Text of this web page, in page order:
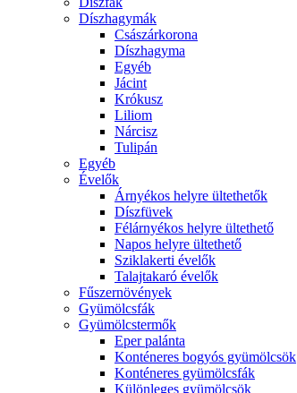
Díszhagymák
Császárkorona
Díszhagyma
Egyéb
Jácint
Krókusz
Liliom
Nárcisz
Tulipán
Egyéb
Évelők
Árnyékos helyre ültethetők
Díszfüvek
Félárnyékos helyre ültethető
Napos helyre ültethető
Sziklakerti évelők
Talajtakaró évelők
Fűszernövények
Gyümölcsfák
Gyümölcstermők
Eper palánta
Konténeres bogyós gyümölcsök
Konténeres gyümölcsfák
Különleges gyümölcsök